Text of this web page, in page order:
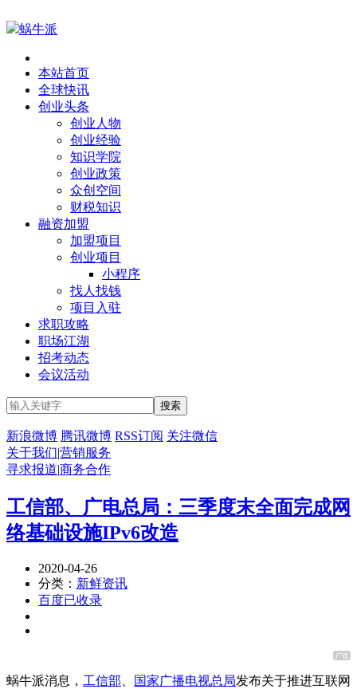
蜗牛派
本站首页
全球快讯
创业头条
创业人物
创业经验
知识学院
创业政策
众创空间
财税知识
融资加盟
加盟项目
创业项目
小程序
找人找钱
项目入驻
求职攻略
职场江湖
招考动态
会议活动
新浪微博 腾讯微博 RSS订阅 关注微信
关于我们|营销服务
寻求报道|商务合作
工信部、广电总局：三季度末全面完成网
络基础设施IPv6改造
2020-04-26
分类： 新鲜资讯
百度已收录
蜗牛派消息， 工信部 国家广播电视总局发布关于推进互联网